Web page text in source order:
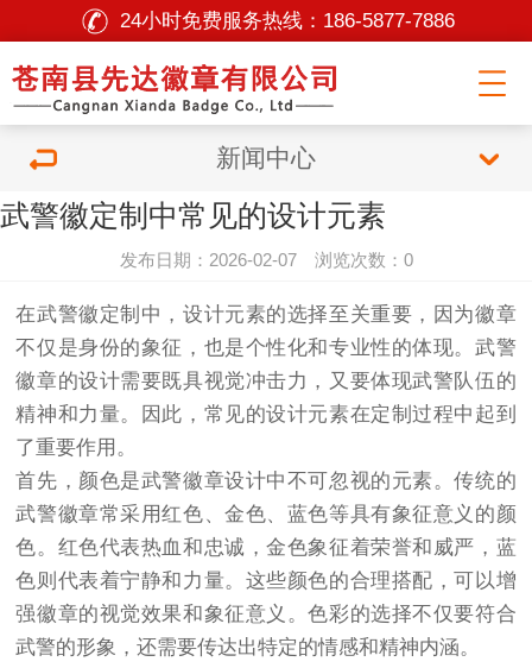
24小时免费服务热线： 186-5877-7886
新闻中心
武警徽定制中常见的设计元素
发布日期：2026-02-07 浏览次数：0
在武警徽定制中，设计元素的选择至关重要，因为徽章
不仅是身份的象征，也是个性化和专业性的体现。武警
徽章的设计需要既具视觉冲击力，又要体现武警队伍的
精神和力量。因此，常见的设计元素在定制过程中起到
了重要作用。
首先，颜色是武警徽章设计中不可忽视的元素。传统的
武警徽章常采用红色、金色、蓝色等具有象征意义的颜
色。红色代表热血和忠诚，金色象征着荣誉和威严，蓝
色则代表着宁静和力量。这些颜色的合理搭配，可以增
强徽章的视觉效果和象征意义。色彩的选择不仅要符合
武警的形象，还需要传达出特定的情感和精神内涵。